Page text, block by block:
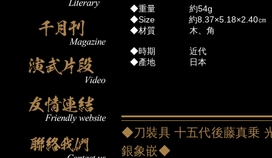
◆重量 約54g
◆Size 約8.37×5.18×2.40㎝
◆材質 木、角
◆時期 近代
◆產地 日本
◆刀裝具 十五代後藤真乗
銀象嵌◆